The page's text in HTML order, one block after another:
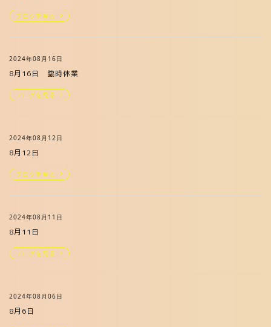
ブログを見る
8月16日 臨時休業
2024年08月16日
ブログを見る
8月12日
2024年08月12日
ブログを見る
8月11日
2024年08月11日
ブログを見る
8月6日
2024年08月06日